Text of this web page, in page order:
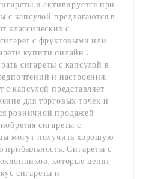
и активируется при
с капсулой предлагаются в
классических с
с фруктовыми или
купити онлайн .
сигареты с капсулой в
и настроения.
капсулой представляет
для торговых точек и
розничной продажей
сигареты с
могут получить хорошую
прибыльность. Сигареты с
которые ценят
сигареты и